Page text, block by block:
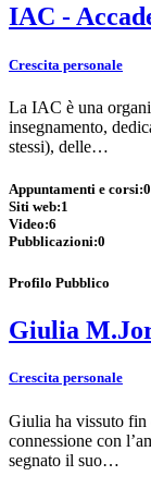
IAC -
Crescita personale
La IAC è una
insegnamento,
stessi), delle…
Appuntamenti e corsi:0
Siti web:1
Video:6
Pubblicazioni:0
Profilo Pubblico
Giulia
Crescita personale
Giulia ha vissuto fin
connessione con
segnato il suo…